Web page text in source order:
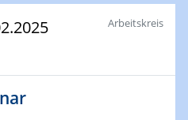
Computational and
- 06.02.2025 Arbeitskreis